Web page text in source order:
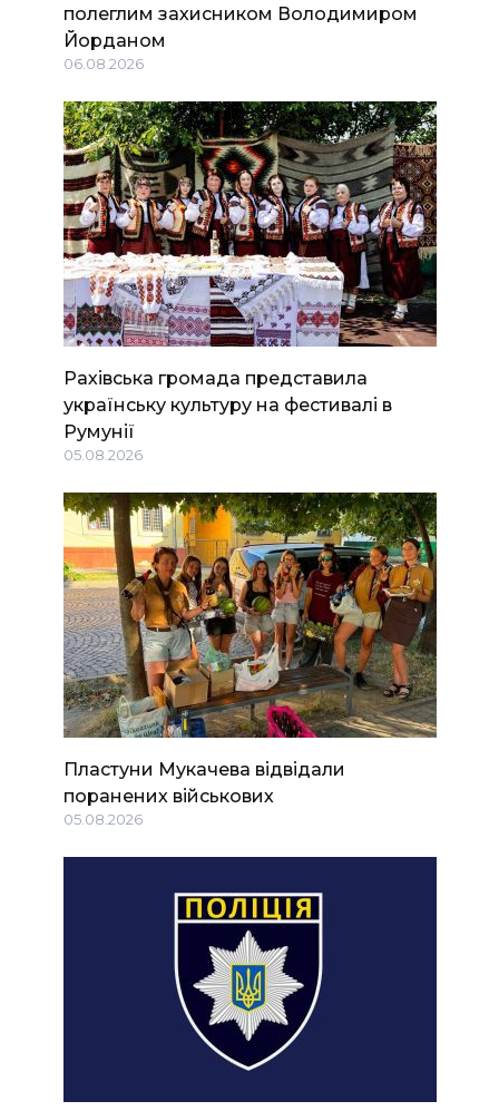
полеглим захисником Володимиром
Йорданом
06.08.2026
Рахівська громада представила
українську культуру на фестивалі в
Румунії
05.08.2026
Пластуни Мукачева відвідали
поранених військових
05.08.2026